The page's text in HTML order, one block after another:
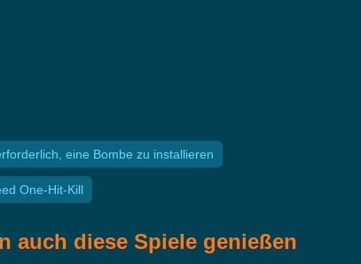
eine Bombe zu installieren
One-Hit-Kill
auch diese Spiele genießen